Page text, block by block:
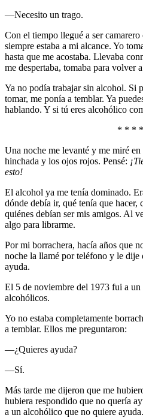
—Necesito un trago.
Con el tiempo llegué a ser
siempre estaba a mi alcance. Yo
hasta que me acostaba. Llevaba
me despertaba, tomaba para volver
Ya no podía trabajar sin alcohol. Si
tomar, me ponía a temblar. Ya
hablando. Y si tú eres alcohólico
* * *
Una noche me levanté y me miré en
hinchada y los ojos rojos. Pensé:
esto!
El alcohol ya me tenía dominado.
dónde debía ir, qué tenía que
quiénes debían ser mis amigos. Al
algo para librarme.
Por mi borrachera, hacía años que
noche la llamé por teléfono y le dije
ayuda.
El 5 de noviembre del 1973 fui a
alcohólicos.
Yo no estaba completamente
a temblar. Ellos me preguntaron:
—¿Quieres ayuda?
—Sí.
Más tarde me dijeron que me
hubiera respondido que no quería
a un alcohólico que no quiere ayuda.